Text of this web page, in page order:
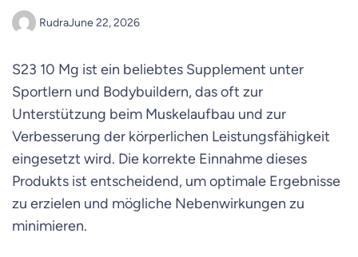
RudraJune 22, 2026
S23 10 Mg ist ein beliebtes Supplement unter
Sportlern und Bodybuildern, das oft zur
Unterstützung beim Muskelaufbau und zur
Verbesserung der körperlichen Leistungsfähigkeit
eingesetzt wird. Die korrekte Einnahme dieses
Produkts ist entscheidend, um optimale Ergebnisse
zu erzielen und mögliche Nebenwirkungen zu
minimieren.